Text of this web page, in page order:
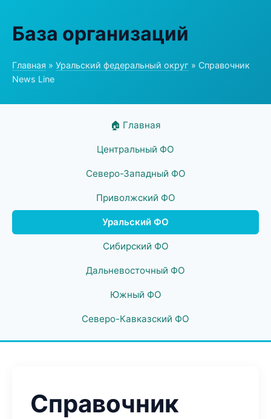
База организаций
Главная » Уральский федеральный округ » Справочник
News Line
🏠 Главная
Центральный ФО
Северо-Западный ФО
Приволжский ФО
Уральский ФО
Сибирский ФО
Дальневосточный ФО
Южный ФО
Северо-Кавказский ФО
Справочник